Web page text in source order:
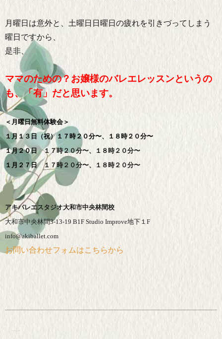
月曜日は意外と、土曜日日曜日の疲れを引きづってしまう
曜日ですから、
是非、
ママのための？お嬢様のバレエレッスンというの
も、「有」だと思います。
＜月曜日無料体験会＞
１月１３日（祝）１７時２０分〜、
１８時２０分〜
１月２０日１７時２０分〜、
１８時２０分〜
１月２７日１７時２０分〜、 １８時２０分〜
アキバレエスタジオ大和市中央林間校
大和市中央林間3-13-19 B1F Studio Improve地下１F
info@akiballet.com
お問い合わせフォムはこちらから